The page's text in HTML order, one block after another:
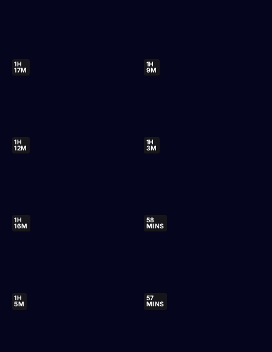
1H
17M
1H
9M
1H
12M
1H
3M
1H
16M
58
MINS
1H
5M
57
MINS